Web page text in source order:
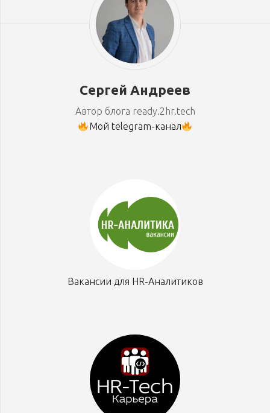
Сергей Андреев
Автор блога ready.2hr.tech
Мой telegram-канал
Вакансии для HR-Аналитиков